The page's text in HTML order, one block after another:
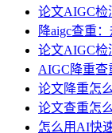
论文AIGC检
降aigc查重
论文AIGC检
AIGC降重查
论文降重怎
论文查重怎
怎么用AI快